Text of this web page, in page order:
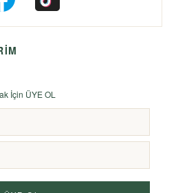
İçin ÜYE OL